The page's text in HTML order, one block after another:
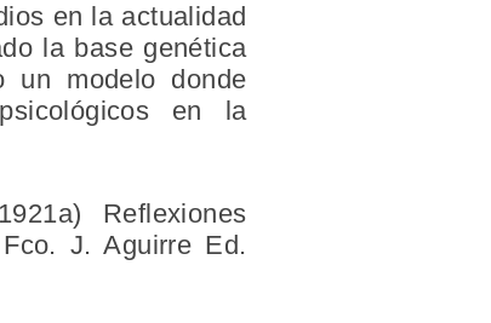
en la actualidad
la base genética
un modelo donde
en la
Reflexiones
J. Aguirre Ed.